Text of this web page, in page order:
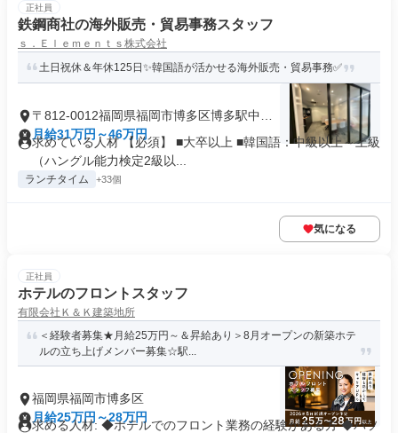
正社員
鉄鋼商社の海外販売・貿易事務スタッフ
ｓ．Ｅｌｅｍｅｎｔｓ株式会社
土日祝休＆年休125日✨韓国語が活かせる海外販売・貿易事務✅
〒812-0012福岡県福岡市博多区博多駅中央
街
月給31万円～46万円
求めている人材 【必須】 ■大卒以上 ■韓国語：中級以上～上級
（ハングル能力検定2級以...
ランチタイム +33個
気になる
正社員
ホテルのフロントスタッフ
有限会社Ｋ＆Ｋ建築地所
＜経験者募集★月給25万円～＆昇給あり＞8月オープンの新築ホテ
ルの立ち上げメンバー募集☆駅...
福岡県福岡市博多区
月給25万円～28万円
求める人材: ​◆ホテルでのフロント業務の経験がある方 ◆パソ